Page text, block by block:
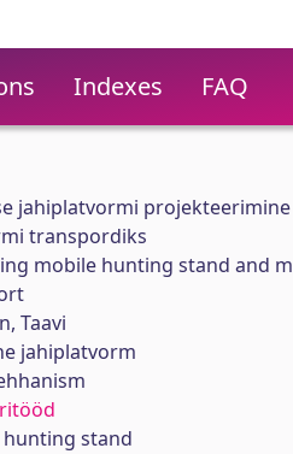
Indexes FAQ
jahiplatvormi
transpordiks
mobile hunting stand and
Taavi
jahiplatvorm
stand